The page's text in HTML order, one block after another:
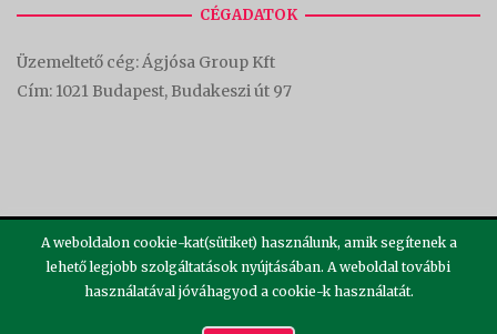
CÉGADATOK
Üzemeltető cég: Ágjósa Group Kft
Cím: 1021 Budapest, Budakeszi út 97
Theme bySiteOrigin
A weboldalon cookie-kat(sütiket) használunk, amik segítenek a
lehető legjobb szolgáltatások nyújtásában. A weboldal további
használatával jóváhagyod a cookie-k használatát.